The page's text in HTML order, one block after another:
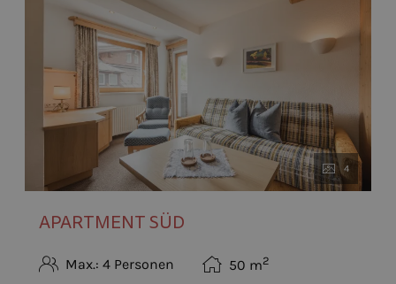
4
APARTMENT SÜD
Max.: 4 Personen 50 m2